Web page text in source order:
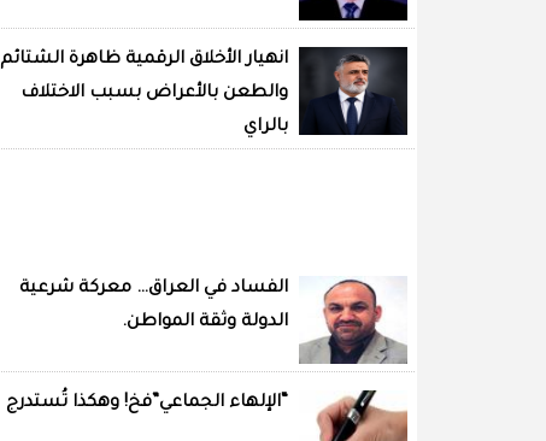
انهيار الأخلاق الرقمية ظاهرة الشتائم
والطعن بالأعراض بسبب الاختلاف
بالراي
الفساد في العراق… معركة شرعية
الدولة وثقة المواطن.
“الإلهاء الجماعي”فخ! وهكذا تُستدرج